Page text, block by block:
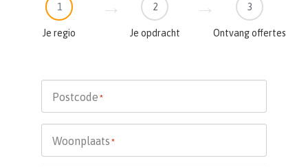
1
Je regio
2
Je opdracht
3
Ontvang offertes
Postcode *
Woonplaats *